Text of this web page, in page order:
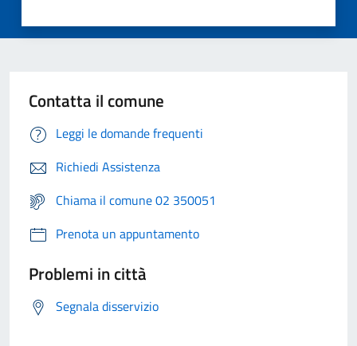
Contatta il comune
Leggi le domande frequenti
Richiedi Assistenza
Chiama il comune 02 350051
Prenota un appuntamento
Problemi in città
Segnala disservizio